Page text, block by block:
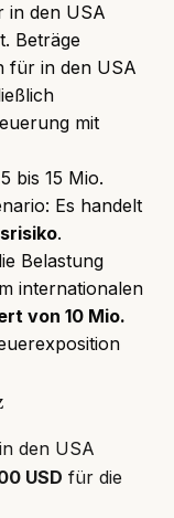
in den USA
Beträge
für in den USA
mit
bis 15 Mio.
Es handelt
.
Belastung
internationalen
von 10 Mio.
den USA
USD für die